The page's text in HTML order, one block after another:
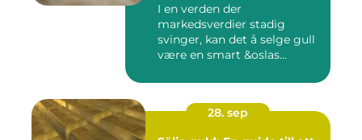
I en verden der
markedsverdier stadig
svinger, kan det å selge gull
være en smart &oslas...
28. sep